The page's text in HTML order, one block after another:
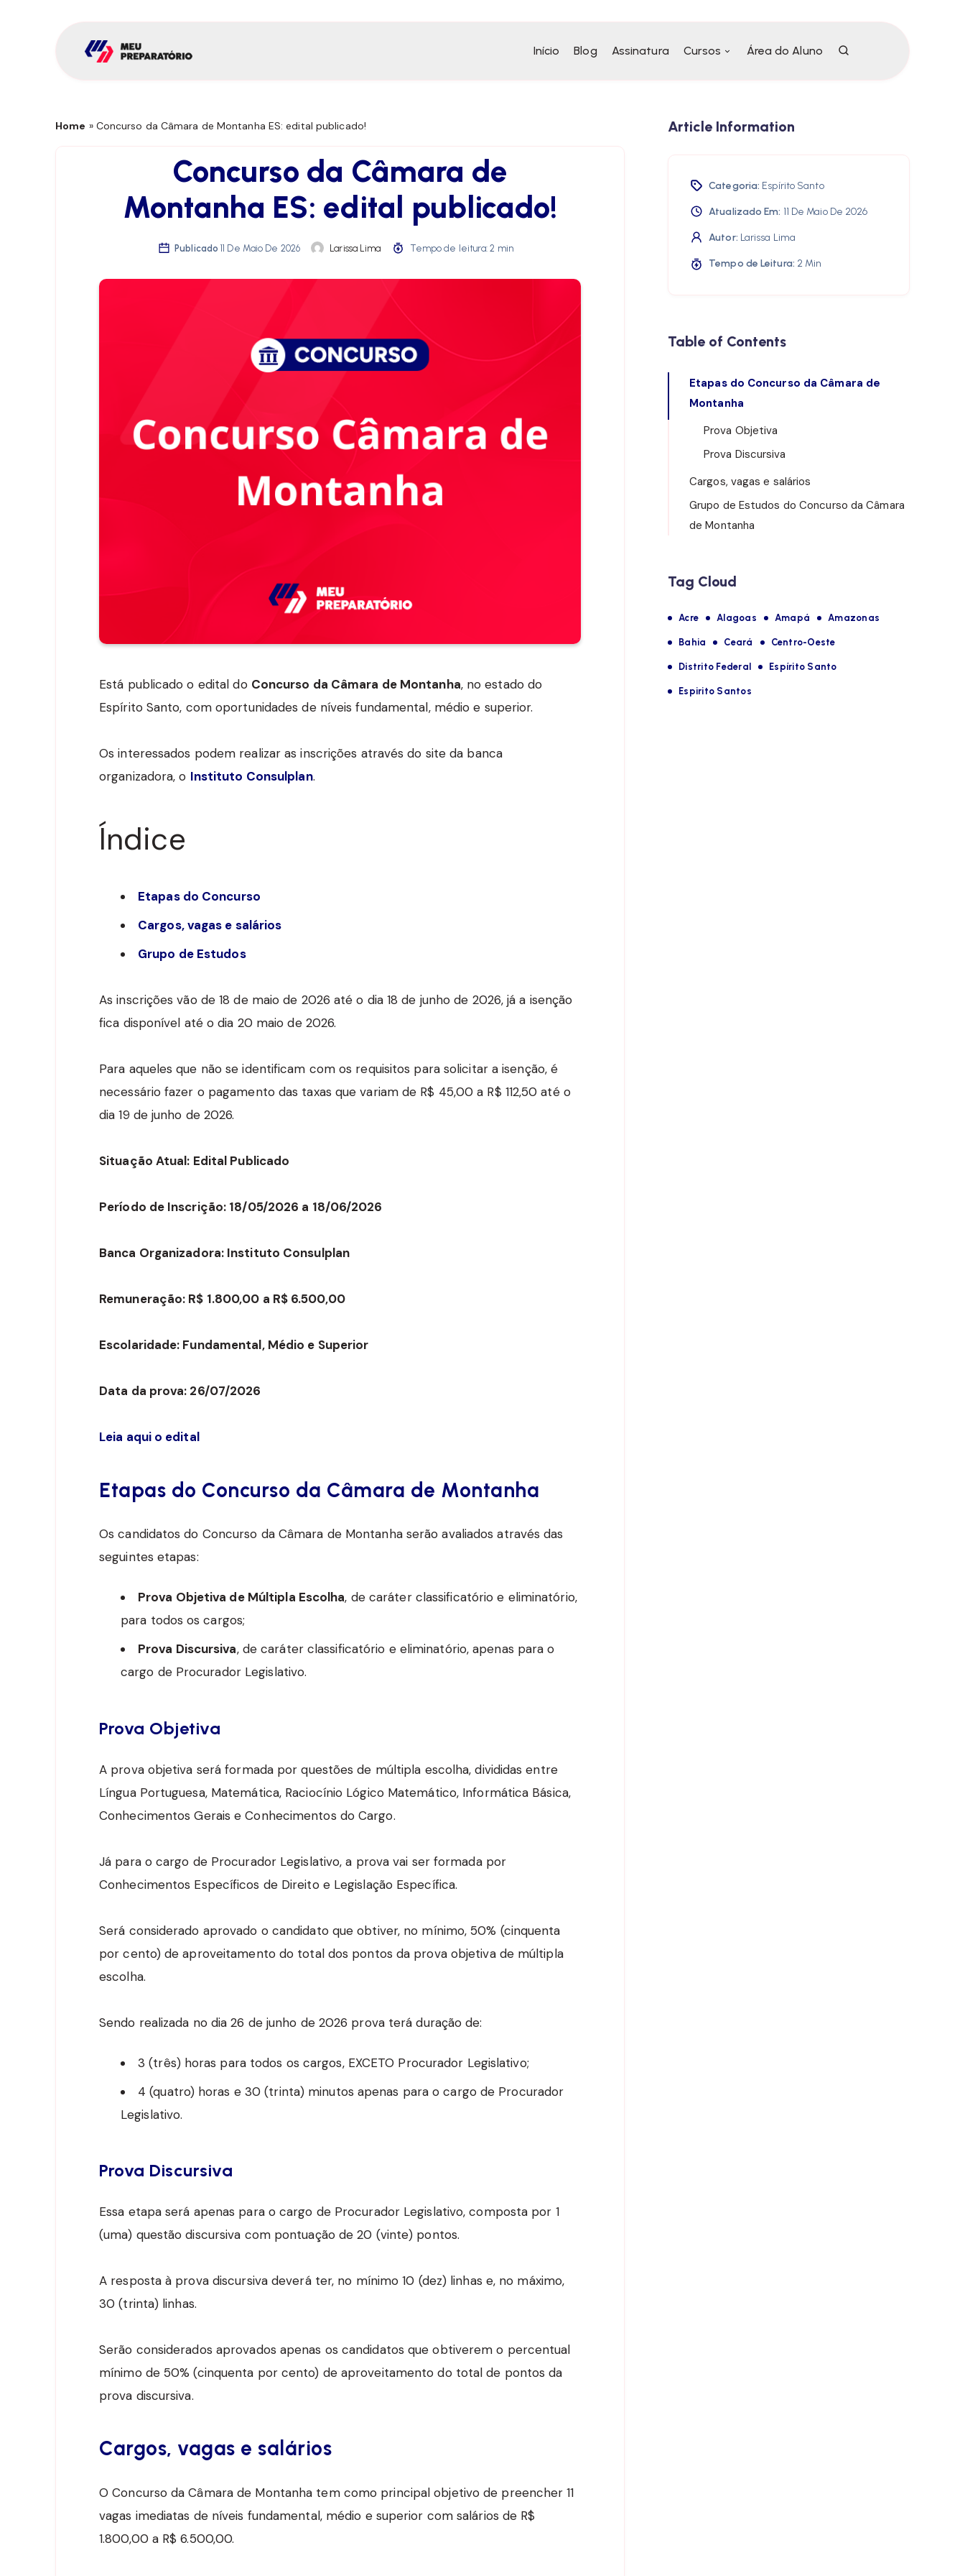
Início Blog Assinatura Cursos Área do Aluno
Home » Concurso da Câmara de Montanha ES: edital publicado!
Concurso da Câmara de
Montanha ES: edital publicado!
Publicado 11 De Maio De 2026 Larissa Lima Tempo de leitura: 2 min
Está publicado o edital do Concurso da Câmara de Montanha, no estado do
Espírito Santo, com oportunidades de níveis fundamental, médio e superior.
Os interessados podem realizar as inscrições através do site da banca
organizadora, o Instituto Consulplan.
Índice
Etapas do Concurso
Cargos, vagas e salários
Grupo de Estudos
As inscrições vão de 18 de maio de 2026 até o dia 18 de junho de 2026, já a isenção
fica disponível até o dia 20 maio de 2026.
Para aqueles que não se identificam com os requisitos para solicitar a isenção, é
necessário fazer o pagamento das taxas que variam de R$ 45,00 a R$ 112,50 até o
dia 19 de junho de 2026.
Situação Atual: Edital Publicado
Período de Inscrição: 18/05/2026 a 18/06/2026
Banca Organizadora: Instituto Consulplan
Remuneração: R$ 1.800,00 a R$ 6.500,00
Escolaridade: Fundamental, Médio e Superior
Data da prova: 26/07/2026
Leia aqui o edital
Etapas do Concurso da Câmara de Montanha
Os candidatos do Concurso da Câmara de Montanha serão avaliados através das
seguintes etapas:
Prova Objetiva de Múltipla Escolha, de caráter classificatório e eliminatório,
para todos os cargos;
Prova Discursiva, de caráter classificatório e eliminatório, apenas para o
cargo de Procurador Legislativo.
Prova Objetiva
A prova objetiva será formada por questões de múltipla escolha, divididas entre
Língua Portuguesa, Matemática, Raciocínio Lógico Matemático, Informática Básica,
Conhecimentos Gerais e Conhecimentos do Cargo.
Já para o cargo de Procurador Legislativo, a prova vai ser formada por
Conhecimentos Específicos de Direito e Legislação Específica.
Será considerado aprovado o candidato que obtiver, no mínimo, 50% (cinquenta
por cento) de aproveitamento do total dos pontos da prova objetiva de múltipla
escolha.
Sendo realizada no dia 26 de junho de 2026 prova terá duração de:
3 (três) horas para todos os cargos, EXCETO Procurador Legislativo;
4 (quatro) horas e 30 (trinta) minutos apenas para o cargo de Procurador
Legislativo.
Prova Discursiva
Essa etapa será apenas para o cargo de Procurador Legislativo, composta por 1
(uma) questão discursiva com pontuação de 20 (vinte) pontos.
A resposta à prova discursiva deverá ter, no mínimo 10 (dez) linhas e, no máximo,
30 (trinta) linhas.
Serão considerados aprovados apenas os candidatos que obtiverem o percentual
mínimo de 50% (cinquenta por cento) de aproveitamento do total de pontos da
prova discursiva.
Cargos, vagas e salários
O Concurso da Câmara de Montanha tem como principal objetivo de preencher 11
vagas imediatas de níveis fundamental, médio e superior com salários de R$
1.800,00 a R$ 6.500,00.
Article Information
Categoria: Espírito Santo
Atualizado Em: 11 De Maio De 2026
Autor: Larissa Lima
Tempo de Leitura: 2 Min
Table of Contents
Etapas do Concurso da Câmara de
Montanha
Prova Objetiva
Prova Discursiva
Cargos, vagas e salários
Grupo de Estudos do Concurso da Câmara
de Montanha
Tag Cloud
Acre Alagoas Amapá Amazonas
Bahia Ceará Centro-Oeste
Distrito Federal Espírito Santo
Espirito Santos